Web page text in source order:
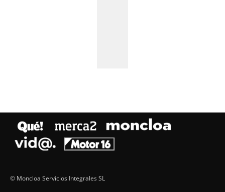
© Moncloa Servicios Integrales SL